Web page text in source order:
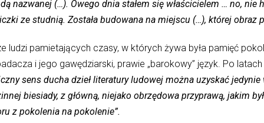
nazwanej (…). Owego dnia stałem się właścicielem … no, nie
ze studnią. Została budowana na miejscu (…), której obraz
ludzi pamietających czasy, w których żywa była pamięć
i jego gawędziarski, prawie „barokowy” język. Po
sens ducha dzieł literatury ludowej można uzyskać
biesiady, z główną, niejako obrzędowa przyprawą, jakim
z pokolenia na pokolenie”.